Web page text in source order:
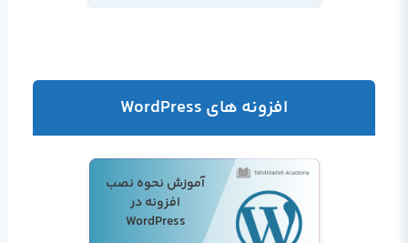
افزونه های WordPress
آموزش نحوه نصب
افزونه در
WordPress